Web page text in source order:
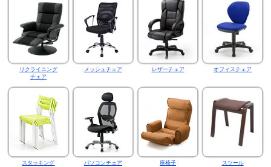
リクライニング
チェア
メッシュチェア レザーチェア オフィスチェア
スタッキング
パソコンチェア 座椅子 スツール